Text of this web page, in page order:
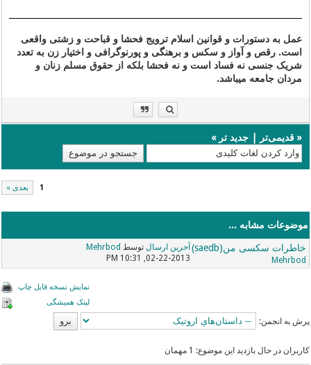
عمل به دستورات و قوانین اسلام ترویج فحشا و قباحت و زشتی واقعی
است. رقص و آواز و سکس و برهنگی و پورنوگرافی و اختیار زن به تعدد
شریک جنسی نه فساد است و نه فحشا بلکه از حقوق مسلم زنان و
مردان جامعه میباشد.
«قدیمی‌تر |جدید تر »
1 بعدی »
موضوعات مشابه ...
خاطرات سکسی من(saedb)
Mehrbod
آخرین ارسال توسط Mehrbod
02-22-2013, 10:31 PM
نمایش نسخه قابل چاپ
لینک همیشگی
پرش به انجمن:
کاربران در حال بازدید این موضوع: 1 مهمان